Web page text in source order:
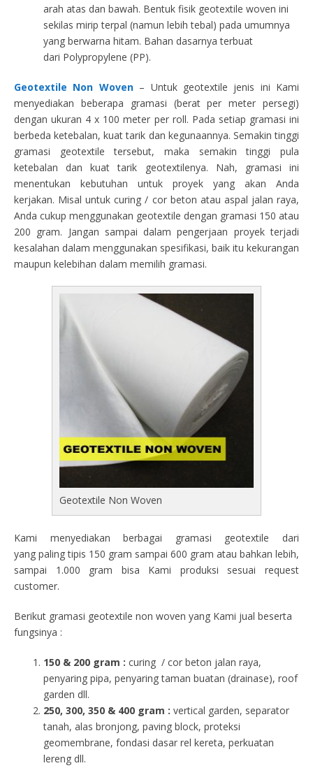
arah atas dan bawah. Bentuk fisik geotextile woven ini
sekilas mirip terpal (namun lebih tebal) pada umumnya
yang berwarna hitam. Bahan dasarnya terbuat
dari Polypropylene (PP).
Geotextile Non Woven– Untuk geotextile jenis ini Kami
menyediakan beberapa gramasi (berat per meter persegi)
dengan ukuran 4 x 100 meter per roll. Pada setiap gramasi ini
berbeda ketebalan, kuat tarik dan kegunaannya. Semakin tinggi
gramasi geotextile tersebut, maka semakin tinggi pula
ketebalan dan kuat tarik geotextilenya. Nah, gramasi ini
menentukan kebutuhan untuk proyek yang akan Anda
kerjakan. Misal untuk curing / cor beton atau aspal jalan raya,
Anda cukup menggunakan geotextile dengan gramasi 150 atau
200 gram. Jangan sampai dalam pengerjaan proyek terjadi
kesalahan dalam menggunakan spesifikasi, baik itu kekurangan
maupun kelebihan dalam memilih gramasi.
Geotextile Non Woven
Kami menyediakan berbagai gramasi geotextile dari
yang paling tipis 150 gram sampai 600 gram atau bahkan lebih,
sampai 1.000 gram bisa Kami produksi sesuai request
customer.
Berikut gramasi geotextile non woven yang Kami jual beserta
fungsinya :
150 & 200 gram : curing / cor beton jalan raya,
penyaring pipa, penyaring taman buatan (drainase), roof
garden dll.
250, 300, 350 & 400 gram : vertical garden, separator
tanah, alas bronjong, paving block, proteksi
geomembrane, fondasi dasar rel kereta, perkuatan
lereng dll.